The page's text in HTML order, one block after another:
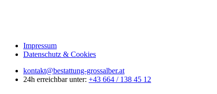
Impressum
Datenschutz & Cookies
kontakt@bestattung-grossalber.at
24h erreichbar unter: +43 664 / 138 45 12